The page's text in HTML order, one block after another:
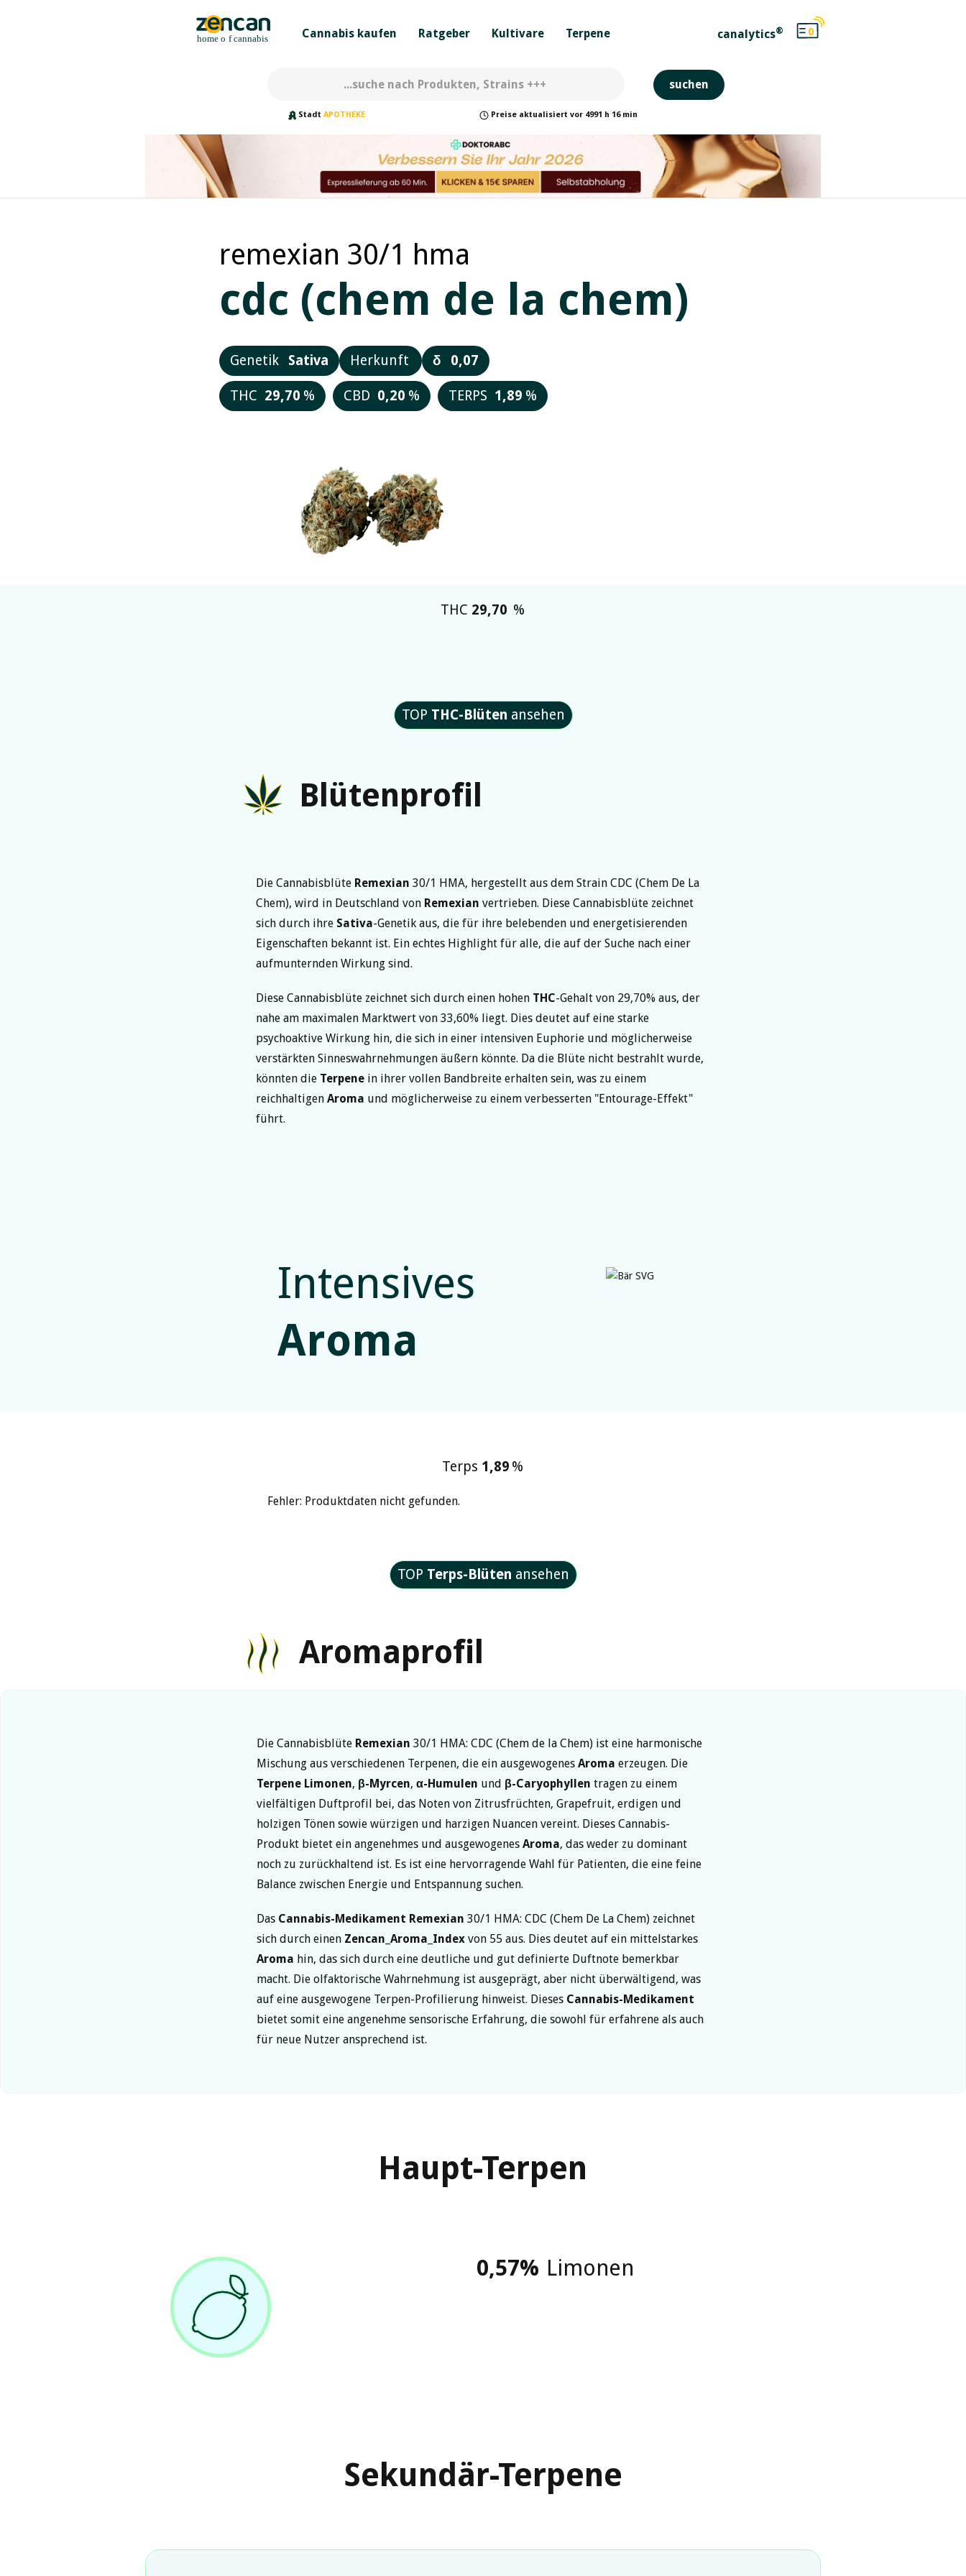
Cannabis kaufen Ratgeber Kultivare Terpene canalytics® 0
Stadt APOTHEKE Preise aktualisiert vor 4991 h 16 min
remexian 30/1 hma
cdc (chem de la chem)
Genetik Sativa Herkunft δ 0,07
THC 29,70 % CBD 0,20 % TERPS 1,89 %
THC 29,70 %
TOP THC-Blüten ansehen
Blütenprofil
Die Cannabisblüte Remexian 30/1 HMA, hergestellt aus dem Strain CDC (Chem De La
Chem), wird in Deutschland von Remexian vertrieben. Diese Cannabisblüte zeichnet
sich durch ihre Sativa-Genetik aus, die für ihre belebenden und energetisierenden
Eigenschaften bekannt ist. Ein echtes Highlight für alle, die auf der Suche nach einer
aufmunternden Wirkung sind.
Diese Cannabisblüte zeichnet sich durch einen hohen THC-Gehalt von 29,70% aus, der
nahe am maximalen Marktwert von 33,60% liegt. Dies deutet auf eine starke
psychoaktive Wirkung hin, die sich in einer intensiven Euphorie und möglicherweise
verstärkten Sinneswahrnehmungen äußern könnte. Da die Blüte nicht bestrahlt wurde,
könnten die Terpene in ihrer vollen Bandbreite erhalten sein, was zu einem
reichhaltigen Aroma und möglicherweise zu einem verbesserten "Entourage-Effekt"
führt.
Intensives
Aroma
Terps 1,89 %
Fehler: Produktdaten nicht gefunden.
TOP Terps-Blüten ansehen
Aromaprofil
Die Cannabisblüte Remexian 30/1 HMA: CDC (Chem de la Chem) ist eine harmonische
Mischung aus verschiedenen Terpenen, die ein ausgewogenes Aroma erzeugen. Die
Terpene Limonen, β-Myrcen, α-Humulen und β-Caryophyllen tragen zu einem
vielfältigen Duftprofil bei, das Noten von Zitrusfrüchten, Grapefruit, erdigen und
holzigen Tönen sowie würzigen und harzigen Nuancen vereint. Dieses Cannabis-
Produkt bietet ein angenehmes und ausgewogenes Aroma, das weder zu dominant
noch zu zurückhaltend ist. Es ist eine hervorragende Wahl für Patienten, die eine feine
Balance zwischen Energie und Entspannung suchen.
Das Cannabis-Medikament Remexian 30/1 HMA: CDC (Chem De La Chem) zeichnet
sich durch einen Zencan_Aroma_Indexvon 55 aus. Dies deutet auf ein mittelstarkes
Aroma hin, das sich durch eine deutliche und gut definierte Duftnote bemerkbar
macht. Die olfaktorische Wahrnehmung ist ausgeprägt, aber nicht überwältigend, was
auf eine ausgewogene Terpen-Profilierung hinweist. Dieses Cannabis-Medikament
bietet somit eine angenehme sensorische Erfahrung, die sowohl für erfahrene als auch
für neue Nutzer ansprechend ist.
Haupt-Terpen
0,57% Limonen
Sekundär-Terpene